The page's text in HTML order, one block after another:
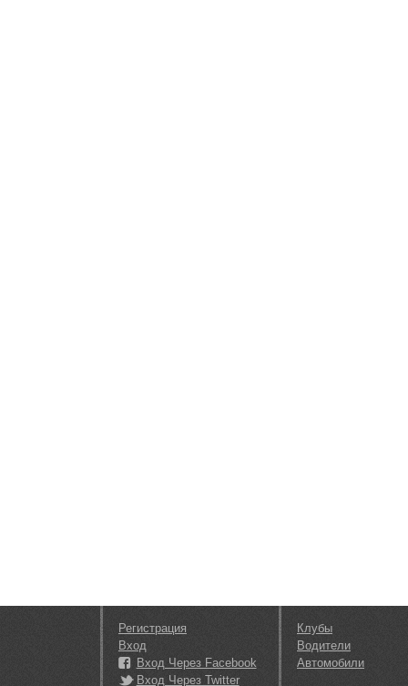
Регистрация
Вход
Вход Через Facebook
Вход Через Twitter
Клубы
Водители
Автомобили